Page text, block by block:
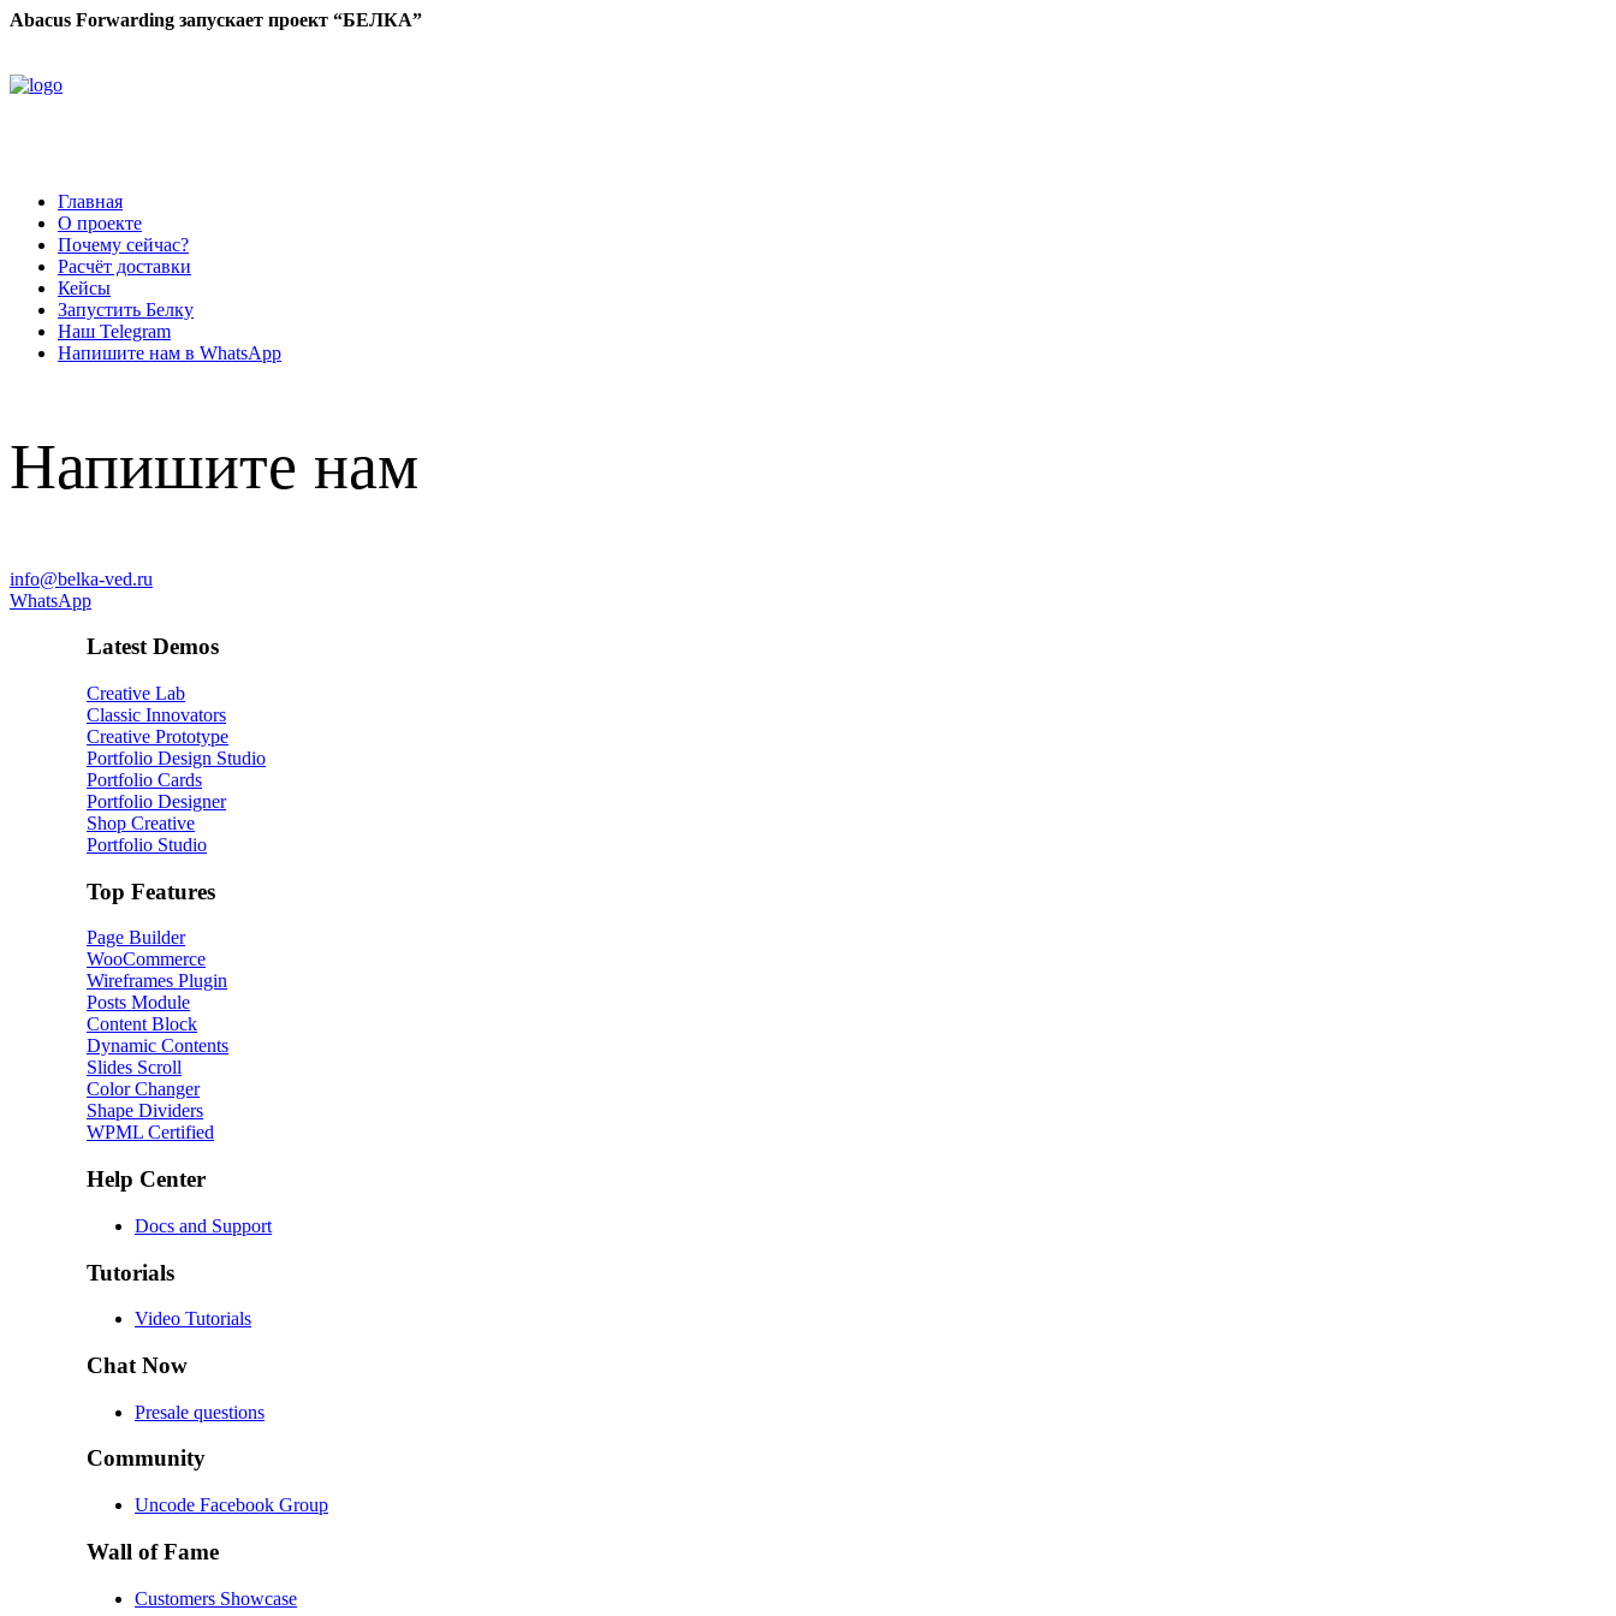
Abacus Forwarding запускает проект “БЕЛКА”
Главная
О проекте
Почему сейчас?
Расчёт доставки
Кейсы
Запустить Белку
Наш Telegram
Напишите нам в WhatsApp
Напишите нам
info@belka-ved.ru
WhatsApp
Latest Demos
Creative Lab
Classic Innovators
Creative Prototype
Portfolio Design Studio
Portfolio Cards
Portfolio Designer
Shop Creative
Portfolio Studio
Top Features
Page Builder
WooCommerce
Wireframes Plugin
Posts Module
Content Block
Dynamic Contents
Slides Scroll
Color Changer
Shape Dividers
WPML Certified
Help Center
Docs and Support
Tutorials
Video Tutorials
Chat Now
Presale questions
Community
Uncode Facebook Group
Wall of Fame
Customers Showcase